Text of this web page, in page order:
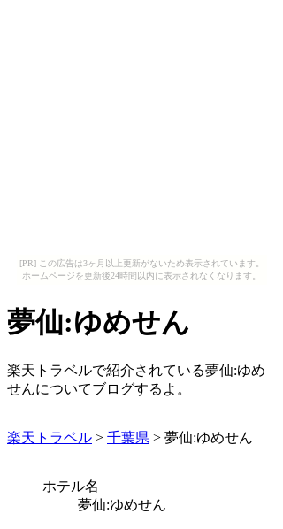
[PR] この広告は3ヶ月以上更新がないため表示されています。
ホームページを更新後24時間以内に表示されなくなります。
夢仙:ゆめせん
楽天トラベルで紹介されている夢仙:ゆめ
せんについてブログするよ。
楽天トラベル > 千葉県 > 夢仙:ゆめせん
ホテル名
夢仙:ゆめせん